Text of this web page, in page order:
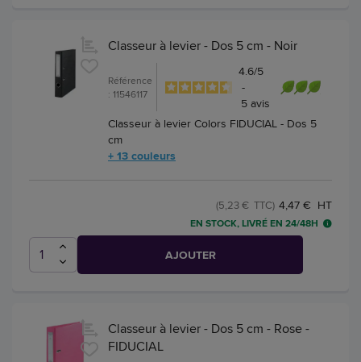
Classeur à levier - Dos 5 cm - Noir
Référence
: 11546117
4.6/5
-
5 avis
Classeur à levier Colors FIDUCIAL - Dos 5
cm
+ 13 couleurs
4,47 € HT
(5,23 € TTC)
EN STOCK, LIVRÉ EN 24/48H
AJOUTER
Classeur à levier - Dos 5 cm - Rose -
FIDUCIAL